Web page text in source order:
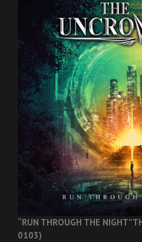
“RUN THROUGH THE NIGHT”
0103)